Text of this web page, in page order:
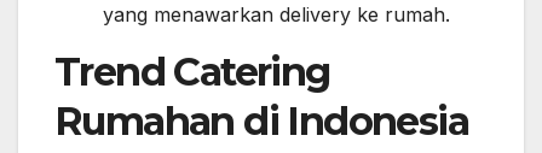
yang menawarkan delivery ke rumah.
Trend Catering
Rumahan di Indonesia